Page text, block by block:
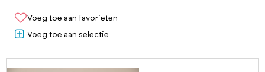
Voeg toe aan favorieten
Voeg toe aan selectie